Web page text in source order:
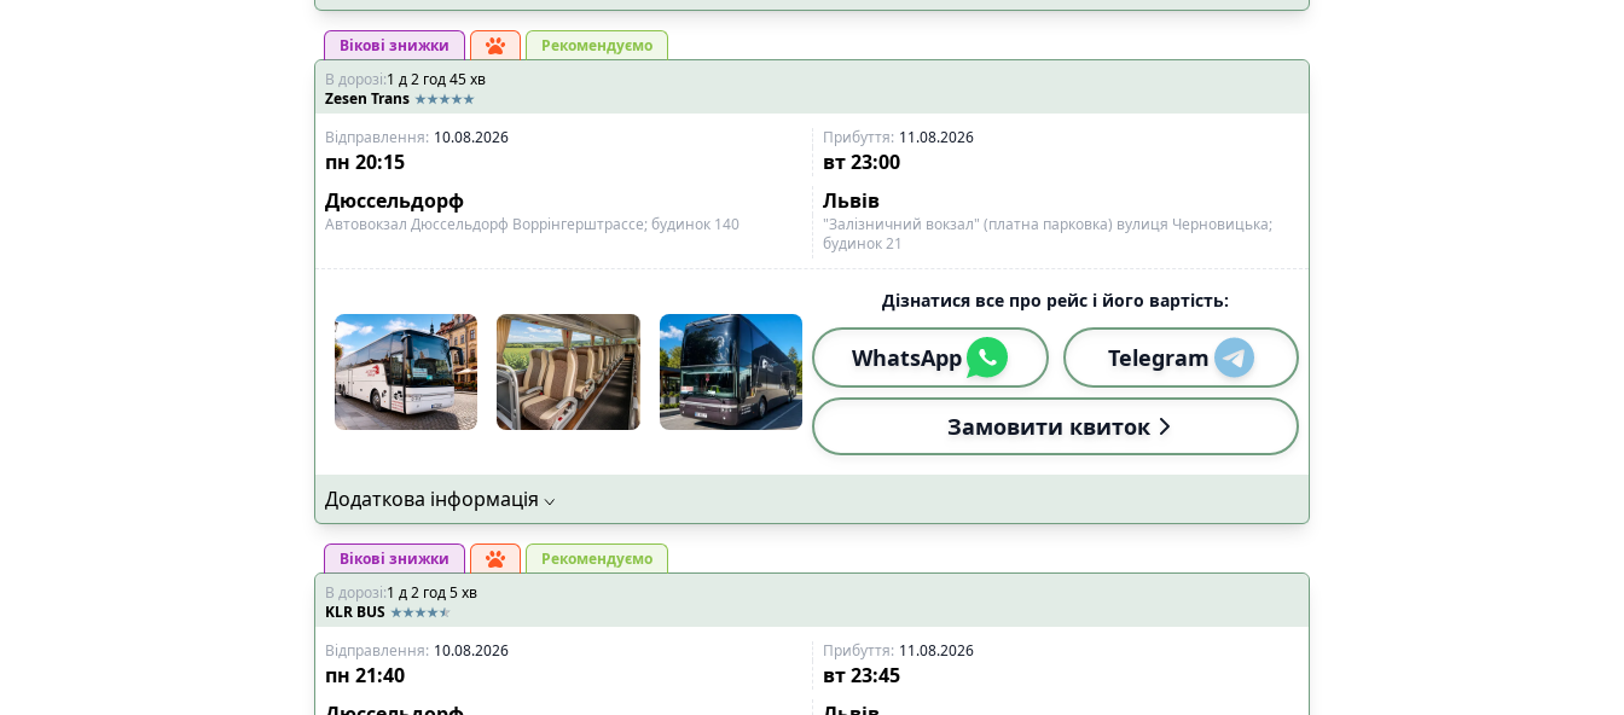
Вікові знижки
Рекомендуємо
В дорозі:1 д2 год45хв
Zesen Trans
Відправлення: 10.08.2026 Прибуття: 11.08.2026
пн 20:15 вт 23:00
Дюссельдорф
Львів
Автовокзал Дюссельдорф Воррінгерштрассе; будинок 140
"Залізничний вокзал" (платна парковка) вулиця Черновицька;
будинок 21
Дізнатися все про рейс і його вартість:
WhatsApp Telegram
Замовити квиток
Додаткова інформація
Вікові знижки
Рекомендуємо
В дорозі:1 д2 год5хв
KLR BUS
Відправлення: 10.08.2026 Прибуття: 11.08.2026
пн 21:40 вт 23:45